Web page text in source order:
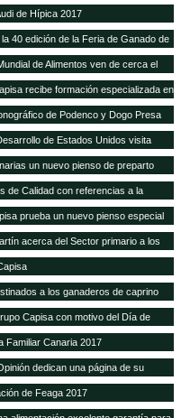
de Hípica 2017
40 edición de la Feria de Ganado de
de Alimentos ven de cerca el
recibe formación especializada en
de Podenco y Dogo Presa
de Estados Unidos visita
un nuevo pienso de preparto
de Calidad con referencias a la
el auditor
prueba un nuevo pienso especial
acerca del Sector primario a los
a los ganaderos de caprino
Capisa con motivo del Día de
Familiar Canaria 2017
dedican una página de su
Capisa
de Feaga 2017